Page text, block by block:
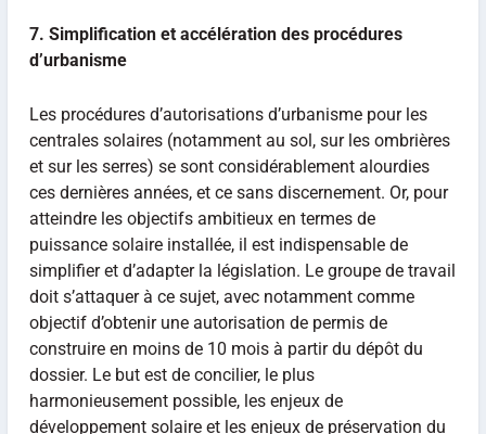
7. Simplification et accélération des procédures
d’urbanisme
Les procédures d’autorisations d’urbanisme pour les
centrales solaires (notamment au sol, sur les ombrières
et sur les serres) se sont considérablement alourdies
ces dernières années, et ce sans discernement. Or, pour
atteindre les objectifs ambitieux en termes de
puissance solaire installée, il est indispensable de
simplifier et d’adapter la législation. Le groupe de travail
doit s’attaquer à ce sujet, avec notamment comme
objectif d’obtenir une autorisation de permis de
construire en moins de 10 mois à partir du dépôt du
dossier. Le but est de concilier, le plus
harmonieusement possible, les enjeux de
développement solaire et les enjeux de préservation du